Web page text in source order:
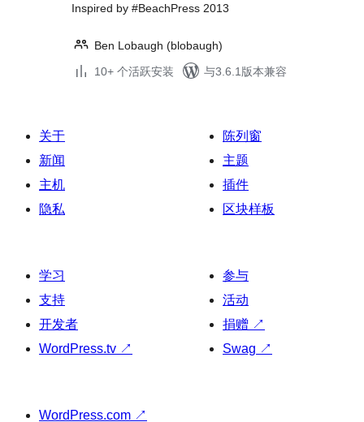
Inspired by #BeachPress 2013
Ben Lobaugh (blobaugh)
10+ 个活跃安装
与3.6.1版本兼容
关于
新闻
主机
隐私
陈列窗
主题
插件
区块样板
学习
支持
开发者
WordPress.tv ↗
参与
活动
捐赠 ↗
Swag ↗
WordPress.com ↗